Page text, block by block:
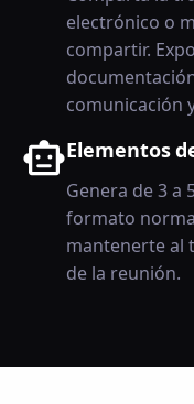
electrónico o
compartir.
comunicación
Elementos
Genera de 3 a
formato
mantenerte al
de la reunión.